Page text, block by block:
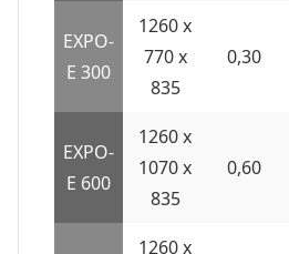
EXPO-
E 300
1260 x
770 x
835
0,30
EXPO-
E 600
1260 x
1070 x
835
0,60
1260 x